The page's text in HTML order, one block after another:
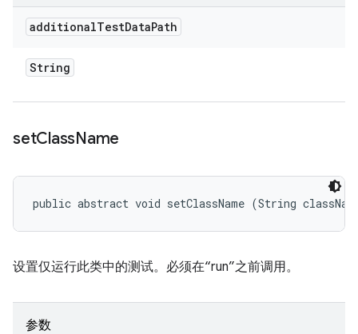
additionalTestDataPath
String
setClassName
public abstract void setClassName (String
设置仅运行此类中的测试。必须在“run”之前调用。
参数